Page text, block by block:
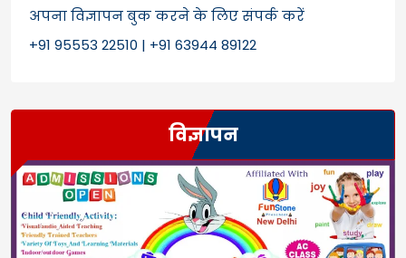
अपना विज्ञापन बुक करने के लिए संपर्क करें
+91 95553 22510 | +91 63944 89122
विज्ञापन